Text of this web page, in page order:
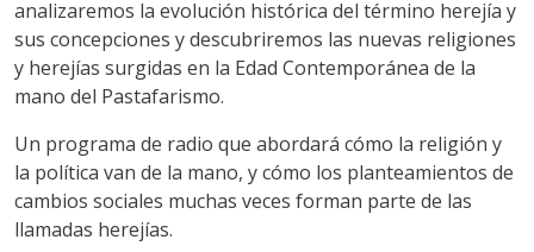
analizaremos la evolución histórica del término herejía y
sus concepciones y descubriremos las nuevas religiones
y herejías surgidas en la Edad Contemporánea de la
mano del Pastafarismo.
Un programa de radio que abordará cómo la religión y
la política van de la mano, y cómo los planteamientos de
cambios sociales muchas veces forman parte de las
llamadas herejías.